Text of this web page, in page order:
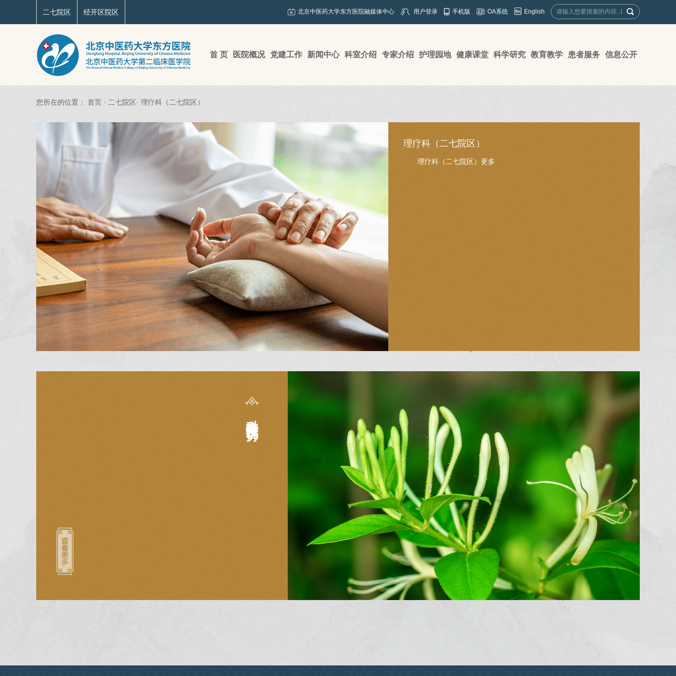
二七院区 经开区院区 北京中医药大学东方医院融媒体中心 用户登录 手机版 OA系统 English
首 页 医院概况 党建工作 新闻中心 科室介绍 专家介绍 护理园地 健康课堂 科学研究 教育教学 患者服务 信息公开
您所在的位置： 首页 · 二七院区· 理疗科（二七院区）
理疗科（二七院区）
理疗科（二七院区） 更多